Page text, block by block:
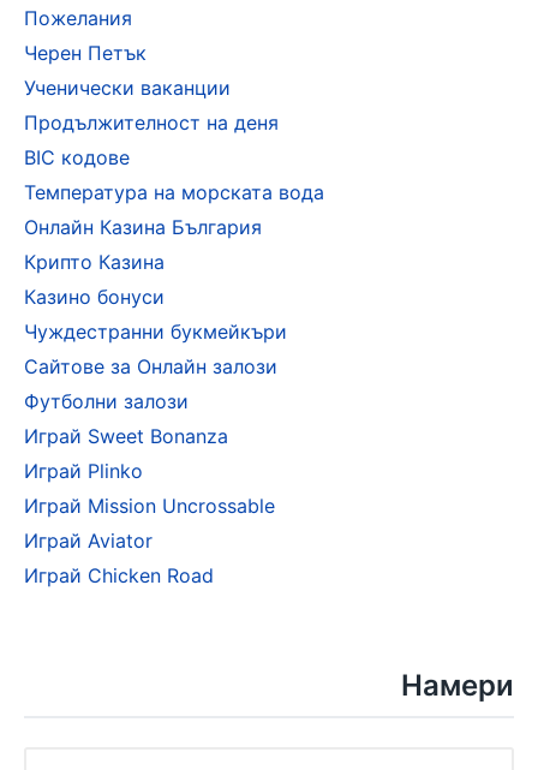
Пожелания
Черен Петък
Ученически ваканции
Продължителност на деня
BIC кодове
Температура на морската вода
Онлайн Казина България
Крипто Казина
Казино бонуси
Чуждестранни букмейкъри
Сайтове за Онлайн залози
Футболни залози
Играй Sweet Bonanza
Играй Plinko
Играй Mission Uncrossable
Играй Aviator
Играй Chicken Road
Намери